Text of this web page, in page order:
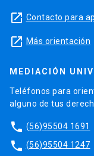
launch Contacto para
launch Más orientación
MEDIACIÓN
Teléfonos para
alguno de tus
phone (56)95504 1691
phone (56)95504 1247